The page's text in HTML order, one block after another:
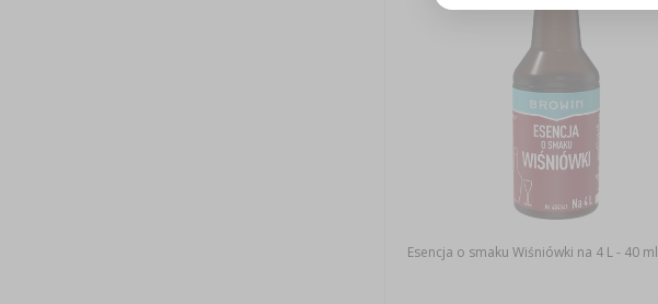
Esencja o smaku Wiśniówki na 4 L - 40 ml